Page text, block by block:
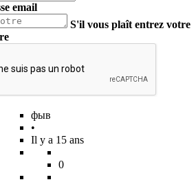
email
S'il vous plaît entrez votre
фыв
•
Il y a 15 ans
0